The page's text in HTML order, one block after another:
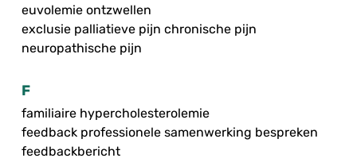
euvolemie ontzwellen
exclusie palliatieve pijn chronische pijn
neuropathische pijn
F
familiaire hypercholesterolemie
feedback professionele samenwerking bespreken
feedbackbericht